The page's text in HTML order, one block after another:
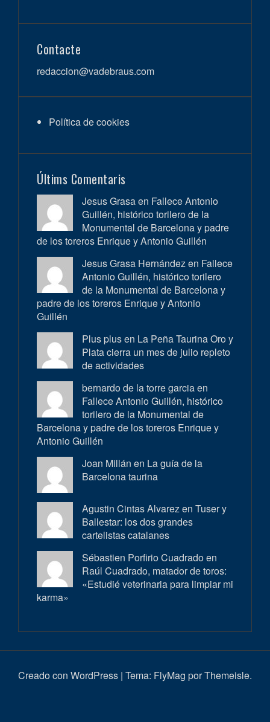
Contacte
redaccion@vadebraus.com
Política de cookies
Últims Comentaris
Jesus Grasa en Fallece Antonio
Guillén, histórico torilero de la
Monumental de Barcelona y padre
de los toreros Enrique y Antonio Guillén
Jesus Grasa Hernández en Fallece
Antonio Guillén, histórico torilero
de la Monumental de Barcelona y
padre de los toreros Enrique y Antonio
Guillén
Plus plus en La Peña Taurina Oro y
Plata cierra un mes de julio repleto
de actividades
bernardo de la torre garcia en
Fallece Antonio Guillén, histórico
torilero de la Monumental de
Barcelona y padre de los toreros Enrique y
Antonio Guillén
Joan Millán en La guía de la
Barcelona taurina
Agustin Cintas Alvarez en Tuser y
Ballestar: los dos grandes
cartelistas catalanes
Sébastien Porfirio Cuadrado en
Raúl Cuadrado, matador de toros:
«Estudié veterinaria para limpiar mi
karma»
Creado con WordPress | Tema: FlyMag por Themeisle.